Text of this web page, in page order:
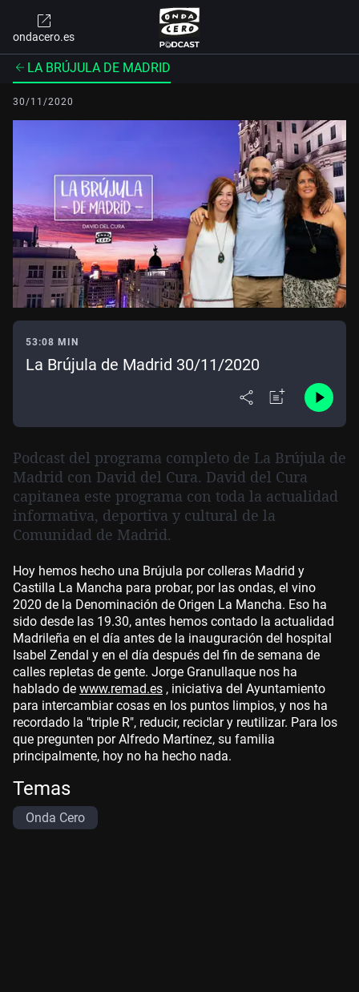
ondacero.es
LA BRÚJULA DE MADRID
30/11/2020
53:08 MIN
La Brújula de Madrid 30/11/2020
Podcast del programa completo de La Brújula de
Madrid con David del Cura. David del Cura
capitanea este programa con toda la actualidad
informativa, deportiva y cultural de la
Comunidad de Madrid.
Hoy hemos hecho una Brújula por colleras Madrid y
Castilla La Mancha para probar, por las ondas, el vino
2020 de la Denominación de Origen La Mancha. Eso ha
sido desde las 19.30, antes hemos contado la actualidad
Madrileña en el día antes de la inauguración del hospital
Isabel Zendal y en el día después del fin de semana de
calles repletas de gente. Jorge Granullaque nos ha
hablado de www.remad.es , iniciativa del Ayuntamiento
para intercambiar cosas en los puntos limpios, y nos ha
recordado la "triple R", reducir, reciclar y reutilizar. Para los
que pregunten por Alfredo Martínez, su familia
principalmente, hoy no ha hecho nada.
Temas
Onda Cero